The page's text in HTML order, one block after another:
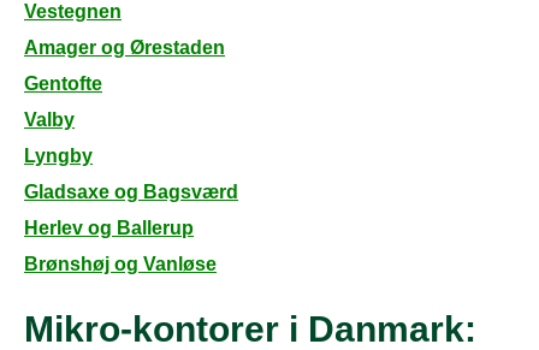
Vestegnen
Amager og Ørestaden
Gentofte
Valby
Lyngby
Gladsaxe og Bagsværd
Herlev og Ballerup
Brønshøj og Vanløse
Mikro-kontorer i Danmark: